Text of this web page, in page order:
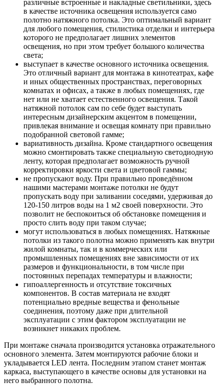
различные встроенные и накладные светильники, здесь
в качестве источника освещения используется само
полотно натяжного потолка. Это оптимальный вариант
для любого помещения, стилистика отделки и интерьера
которого не предполагает лишних элементов
освещения, но при этом требует большого количества
света;
выступает в качестве основного источника освещения.
Это отличный вариант для монтажа в кинотеатрах, кафе
и иных общественных пространствах, переговорных
комнатах и офисах, а также в любых помещениях, где
нет или не хватает естественного освещения. Такой
натяжной потолок сам по себе будет выступать
интересным дизайнерским акцентом в помещении,
привлекая внимание и освещая комнату при правильно
подобранной световой гамме;
вариативность дизайна. Кроме стандартного освещения
можно смонтировать также специальную светодиодную
ленту, которая предполагает возможность ручной
корректировки яркости света и цветовой гаммы;
не пропускают воду. При правильно проведённом
нашими мастерами монтаже потолки не будут
пропускать воду при заливании соседями, удерживая до
120-150 литров воды на 1 м2 своей поверхности. Это
позволит не беспокоиться об обстановке помещения и
просто слить воду при таком случае;
могут использоваться в любых помещениях. Натяжные
потолки из такого полотна можно применять как внутри
жилой комнаты, так и в коммерческих или
промышленных помещениях вне зависимости от их
размеров и функциональности, в том числе при
постоянных перепадах температуры и влажности;
гипоаллергенность и отсутствие токсичных
компонентов. В состав материала не входят
потенциально вредные вещества и фенольные
соединения, поэтому даже при длительной
эксплуатации с этим фактором эксплуатации не
возникнет никаких проблем.
При монтаже сначала производится установка отражательного
основного элемента. Затем монтируются рабочие блоки и
укладывается LED лента. Последним этапом станет монтаж
каркаса, выступающего в качестве основы для установки на
него выбранного полотна.